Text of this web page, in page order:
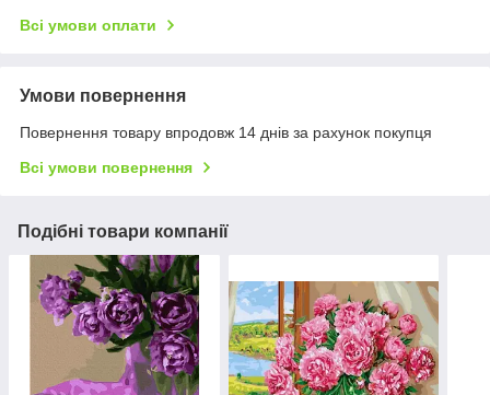
Всі умови оплати
Умови повернення
Повернення товару впродовж 14 днів за рахунок покупця
Всі умови повернення
Подібні товари компанії